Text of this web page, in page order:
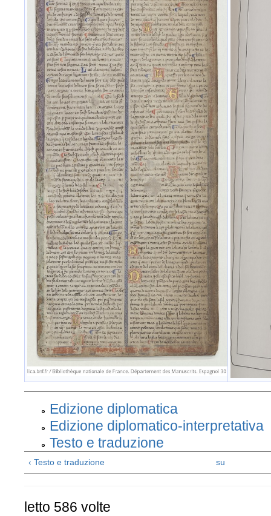
Edizione diplomatica
Edizione diplomatico-interpretativa
Testo e traduzione
‹ Testo e traduzione su
letto 586 volte